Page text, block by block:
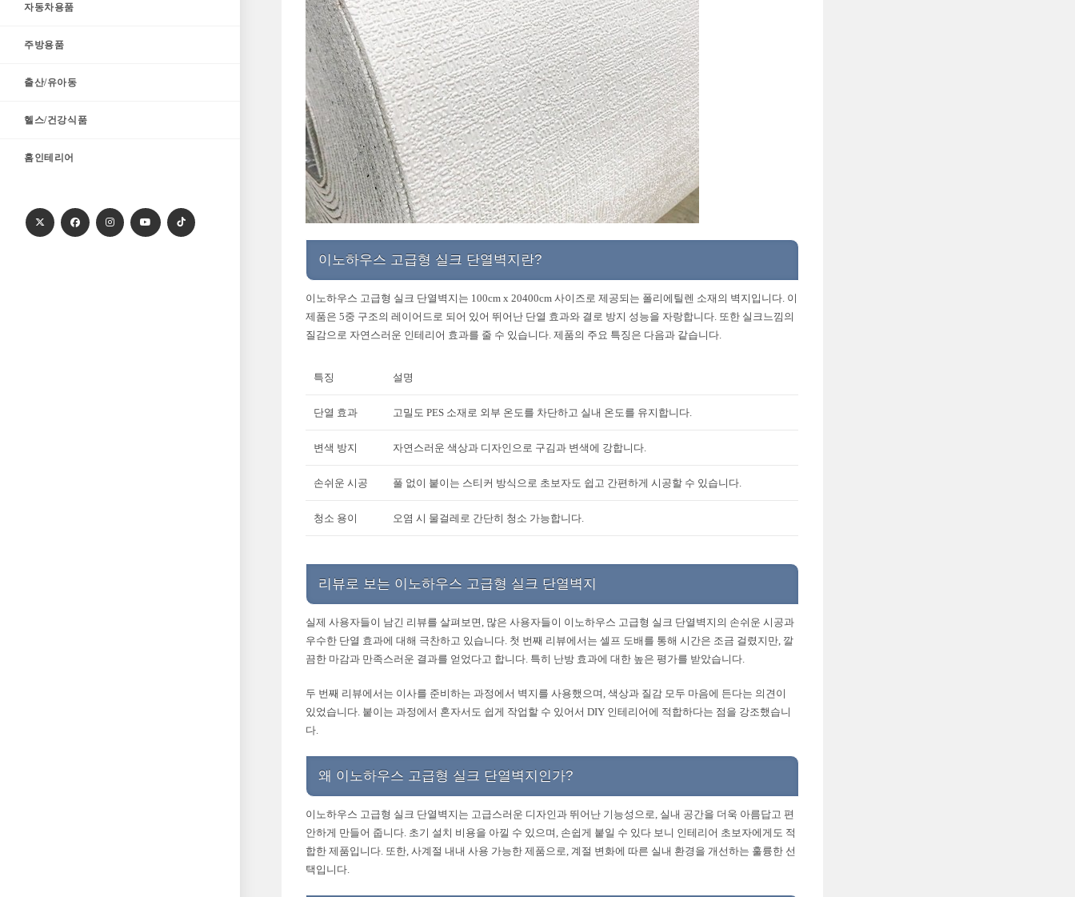
자동차용품
주방용품
출산/유아동
헬스/건강식품
홈인테리어
이노하우스 고급형 실크 단열벽지란?
이노하우스 고급형 실크 단열벽지는 100cm x 20400cm 사이즈로 제공되는 폴리에틸렌 소재의 벽지입니다. 이
제품은 5중 구조의 레이어드로 되어 있어 뛰어난 단열 효과와 결로 방지 성능을 자랑합니다. 또한 실크느낌의
질감으로 자연스러운 인테리어 효과를 줄 수 있습니다. 제품의 주요 특징은 다음과 같습니다.
특징 설명
단열 효과 고밀도 PES 소재로 외부 온도를 차단하고 실내 온도를 유지합니다.
변색 방지 자연스러운 색상과 디자인으로 구김과 변색에 강합니다.
손쉬운 시공 풀 없이 붙이는 스티커 방식으로 초보자도 쉽고 간편하게 시공할 수 있습니다.
청소 용이 오염 시 물걸레로 간단히 청소 가능합니다.
리뷰로 보는 이노하우스 고급형 실크 단열벽지
실제 사용자들이 남긴 리뷰를 살펴보면, 많은 사용자들이 이노하우스 고급형 실크 단열벽지의 손쉬운 시공과
우수한 단열 효과에 대해 극찬하고 있습니다. 첫 번째 리뷰에서는 셀프 도배를 통해 시간은 조금 걸렸지만, 깔
끔한 마감과 만족스러운 결과를 얻었다고 합니다. 특히 난방 효과에 대한 높은 평가를 받았습니다.
두 번째 리뷰에서는 이사를 준비하는 과정에서 벽지를 사용했으며, 색상과 질감 모두 마음에 든다는 의견이
있었습니다. 붙이는 과정에서 혼자서도 쉽게 작업할 수 있어서 DIY 인테리어에 적합하다는 점을 강조했습니
다.
왜 이노하우스 고급형 실크 단열벽지인가?
이노하우스 고급형 실크 단열벽지는 고급스러운 디자인과 뛰어난 기능성으로, 실내 공간을 더욱 아름답고 편
안하게 만들어 줍니다. 초기 설치 비용을 아낄 수 있으며, 손쉽게 붙일 수 있다 보니 인테리어 초보자에게도 적
합한 제품입니다. 또한, 사계절 내내 사용 가능한 제품으로, 계절 변화에 따른 실내 환경을 개선하는 훌륭한 선
택입니다.